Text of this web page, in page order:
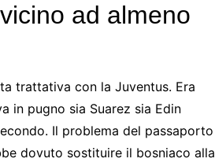
ad almeno
trattativa con la Juventus. Era
in pugno sia Suarez sia Edin
Il problema del passaporto
dovuto sostituire il bosniaco alla